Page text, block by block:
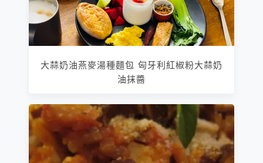
大蒜奶油燕麥湯種麵包 匈牙利紅椒粉大蒜奶
油抹醬